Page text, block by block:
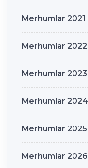
Merhumlar 2021
Merhumlar 2022
Merhumlar 2023
Merhumlar 2024
Merhumlar 2025
Merhumlar 2026